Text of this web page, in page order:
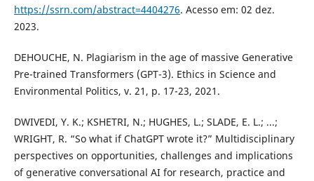
https://ssrn.com/abstract=4404276. Acesso em: 02 dez.
2023.
DEHOUCHE, N. Plagiarism in the age of massive Generative
Pre-trained Transformers (GPT-3). Ethics in Science and
Environmental Politics, v. 21, p. 17-23, 2021.
DWIVEDI, Y. K.; KSHETRI, N.; HUGHES, L.; SLADE, E. L.; ...;
WRIGHT, R. “So what if ChatGPT wrote it?” Multidisciplinary
perspectives on opportunities, challenges and implications
of generative conversational AI for research, practice and